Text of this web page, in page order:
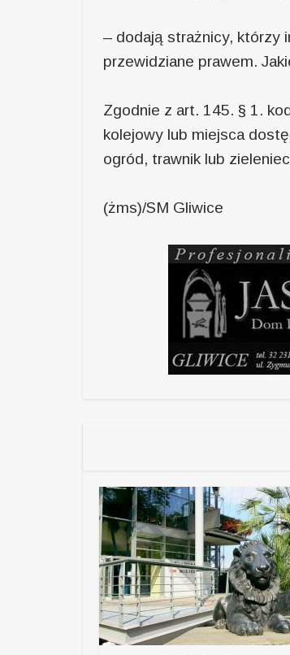
– dodają strażnicy, którzy
przewidziane prawem.
Zgodnie z art. 145. § 1.
kolejowy lub miejsca
ogród, trawnik lub
(żms)/SM Gliwice